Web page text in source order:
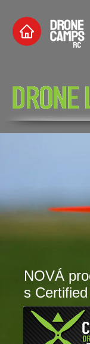
NOVÁ
s